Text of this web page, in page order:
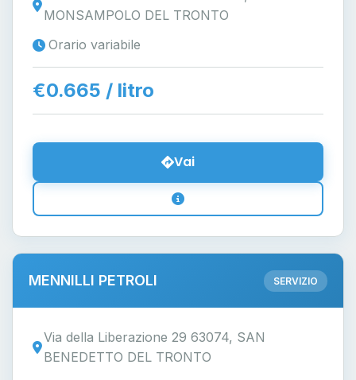
MONSAMPOLO DEL TRONTO
Orario variabile
€0.665 / litro
Vai
MENNILLI PETROLI SERVIZIO
Via della Liberazione 29 63074, SAN
BENEDETTO DEL TRONTO